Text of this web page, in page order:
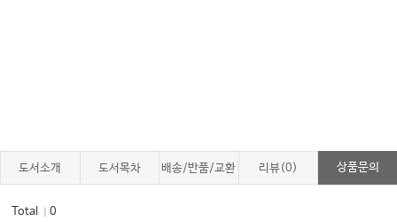
2. 부정교합의 정의
3. 부정교합의 치료
도서소개 도서목차 배송/반품/교환 리뷰(0) 상품문의
Total ｜0